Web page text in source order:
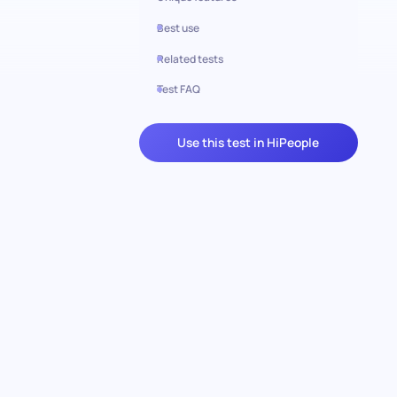
Best use
Related tests
Test FAQ
Use this test in HiPeople